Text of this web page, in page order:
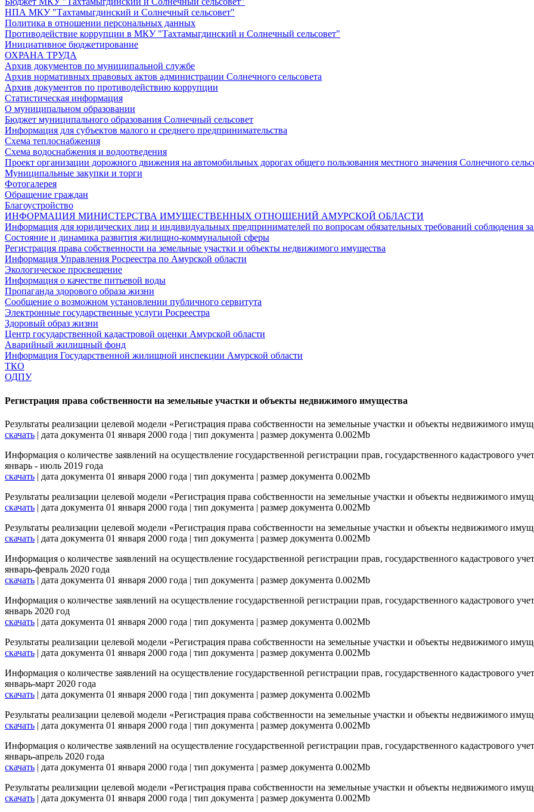
НПА МКУ "Тахтамыгдинский и Солнечный сельсовет"
Политика в отношении персональных данных
Противодействие коррупции в МКУ "Тахтамыгдинский и Солнечный сельсовет"
Инициативное бюджетирование
ОХРАНА ТРУДА
Архив документов по муниципальной службе
Архив нормативных правовых актов администрации Солнечного сельсовета
Архив документов по противодействию коррупции
Статистическая информация
О муниципальном образовании
Бюджет муниципального образования Солнечный сельсовет
Информация для субъектов малого и среднего предпринимательства
Схема теплоснабжения
Схема водоснабжения и водоотведения
Проект организации дорожного движения на автомобильных дорогах общего пользования местного значения Солнечного
Муниципальные закупки и торги
Фотогалерея
Обращение граждан
Благоустройство
ИНФОРМАЦИЯ МИНИСТЕРСТВА ИМУЩЕСТВЕННЫХ ОТНОШЕНИЙ АМУРСКОЙ ОБЛАСТИ
Информация для юридических лиц и индивидуальных предпринимателей по вопросам обязательных требований соблюдения
Состояние и динамика развития жилищно-коммунальной сферы
Регистрация права собственности на земельные участки и объекты недвижимого имущества
Информация Управления Росреестра по Амурской области
Экологическое просвещение
Информация о качестве питьевой воды
Пропаганда здорового образа жизни
Сообщение о возможном установлении публичного сервитута
Электронные государственные услуги Росреестра
Здоровый образ жизни
Центр государственной кадастровой оценки Амурской области
Аварийный жилищный фонд
Информация Государственной жилищной инспекции Амурской области
ТКО
ОДПУ
Регистрация права собственности на земельные участки и объекты недвижимого имущества
Результаты реализации целевой модели «Регистрация права собственности на земельные участки и объекты недвижимого
скачать | дата документа 01 января 2000 года | тип документа | размер документа 0.002Mb
Информация о количестве заявлений на осуществление государственной регистрации прав, государственного кадастрового
январь - июль 2019 года
скачать | дата документа 01 января 2000 года | тип документа | размер документа 0.002Mb
Результаты реализации целевой модели «Регистрация права собственности на земельные участки и объекты недвижимого
скачать | дата документа 01 января 2000 года | тип документа | размер документа 0.002Mb
Результаты реализации целевой модели «Регистрация права собственности на земельные участки и объекты недвижимого
скачать | дата документа 01 января 2000 года | тип документа | размер документа 0.002Mb
Информация о количестве заявлений на осуществление государственной регистрации прав, государственного кадастрового
январь-февраль 2020 года
скачать | дата документа 01 января 2000 года | тип документа | размер документа 0.002Mb
Информация о количестве заявлений на осуществление государственной регистрации прав, государственного кадастрового
январь 2020 год
скачать | дата документа 01 января 2000 года | тип документа | размер документа 0.002Mb
Результаты реализации целевой модели «Регистрация права собственности на земельные участки и объекты недвижимого
скачать | дата документа 01 января 2000 года | тип документа | размер документа 0.002Mb
Информация о количестве заявлений на осуществление государственной регистрации прав, государственного кадастрового
январь-март 2020 года
скачать | дата документа 01 января 2000 года | тип документа | размер документа 0.002Mb
Результаты реализации целевой модели «Регистрация права собственности на земельные участки и объекты недвижимого
скачать | дата документа 01 января 2000 года | тип документа | размер документа 0.002Mb
Информация о количестве заявлений на осуществление государственной регистрации прав, государственного кадастрового
январь-апрель 2020 года
скачать | дата документа 01 января 2000 года | тип документа | размер документа 0.002Mb
Результаты реализации целевой модели «Регистрация права собственности на земельные участки и объекты недвижимого
скачать | дата документа 01 января 2000 года | тип документа | размер документа 0.002Mb